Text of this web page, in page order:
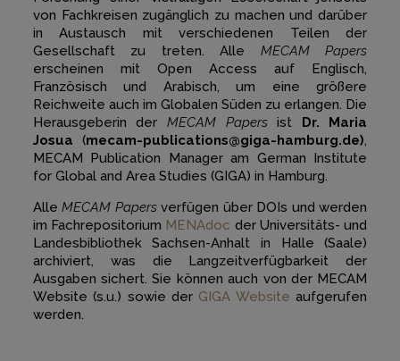
von Fachkreisen zugänglich zu machen und darüber
in Austausch mit verschiedenen Teilen der
Gesellschaft zu treten. Alle MECAM Papers
erscheinen mit Open Access auf Englisch,
Französisch und Arabisch, um eine größere
Reichweite auch im Globalen Süden zu erlangen. Die
Herausgeberin der MECAM Papersist Dr. Maria
Josua (mecam-publications@giga-hamburg.de)
MECAM Publication Manager am German Institute
for Global and Area Studies (GIGA) in Hamburg.
AlleMECAM Papersverfügen über DOIs und werden
im Fachrepositorium MENAdoc der Universitäts- und
Landesbibliothek Sachsen-Anhalt in Halle (Saale)
archiviert, was die Langzeitverfügbarkeit der
Ausgaben sichert. Sie können auch von der MECAM
Website (s.u.) sowie der GIGA Website aufgerufen
werden.